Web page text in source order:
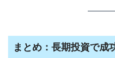
まとめ：長期投資で成